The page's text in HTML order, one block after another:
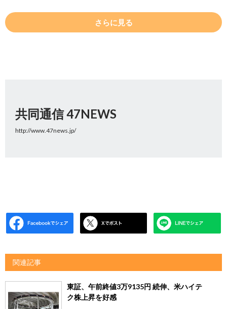
さらに見る
共同通信 47NEWS
http://www.47news.jp/
関連記事
東証、午前終値3万9135円 続伸、米ハイテ
ク株上昇を好感